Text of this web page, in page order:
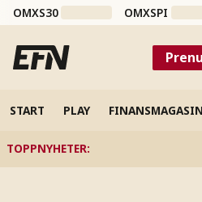
OMXS30 OMXSPI
START PLAY
TOPPNYHETER: